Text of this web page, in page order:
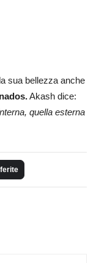
sua bellezza anche
Akash dice:
quella esterna